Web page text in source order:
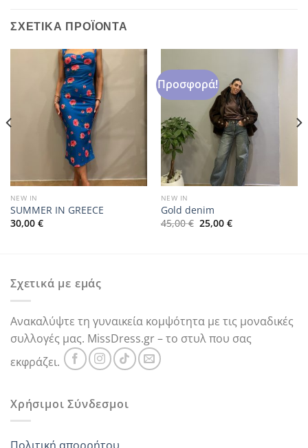
ΣΧΕΤΙΚΆ ΠΡΟΪΌΝΤΑ
NEW IN
SUMMER IN GREECE
30,00 €
Προσφορά!
NEW IN
Gold denim
45,00€ Original
price
25,00 €Η
τρέχουσα
Σχετικά με εμάς
Ανακαλύψτε τη γυναικεία κομψότητα με τις μοναδικές
συλλογές μας. MissDress.gr – το στυλ που σας
εκφράζει.
Χρήσιμοι Σύνδεσμοι